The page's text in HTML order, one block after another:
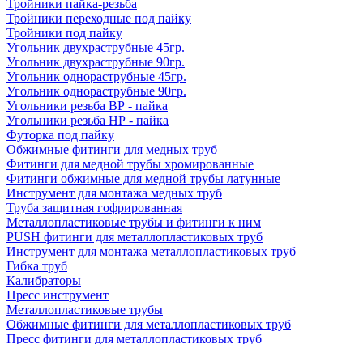
Тройники пайка-резьба
Тройники переходные под пайку
Тройники под пайку
Угольник двухраструбные 45гр.
Угольник двухраструбные 90гр.
Угольник однораструбные 45гр.
Угольник однораструбные 90гр.
Угольники резьба ВР - пайка
Угольники резьба НР - пайка
Футорка под пайку
Обжимные фитинги для медных труб
Фитинги для медной трубы хромированные
Фитинги обжимные для медной трубы латунные
Инструмент для монтажа медных труб
Труба защитная гофрированная
Металлопластиковые трубы и фитинги к ним
PUSH фитинги для металлопластиковых труб
Инструмент для монтажа металлопластиковых труб
Гибка труб
Калибраторы
Пресс инструмент
Металлопластиковые трубы
Обжимные фитинги для металлопластиковых труб
Пресс фитинги для металлопластиковых труб